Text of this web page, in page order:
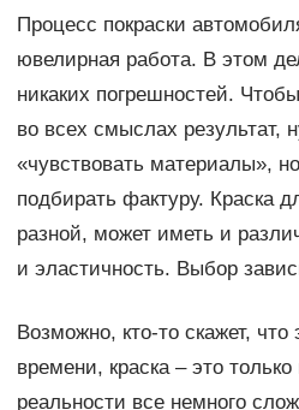
Процесс покраски
ювелирная работа. В этом
никаких погрешностей.
во всех смыслах результат,
«чувствовать материалы»,
подбирать фактуру. Краска
разной, может иметь и
и эластичность. Выбор
Возможно, кто-то скажет, что
времени, краска – это
реальности все немного